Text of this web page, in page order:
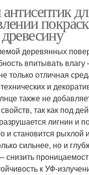
деревянных
впитывать
только отличная
и
также не
так как под
лигнин и
и становится рыхлой
сильнее, но и
снизить
к УФ-